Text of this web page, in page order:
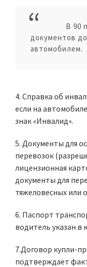
В 90
документов
автомобилем.
4. Справка об
если на
знак «Инвалид».
5. Документы для
перевозок
лицензионная
документы для
тяжеловесных или
6. Паспорт
водитель указан в
7.Договор купли-
подтверждает